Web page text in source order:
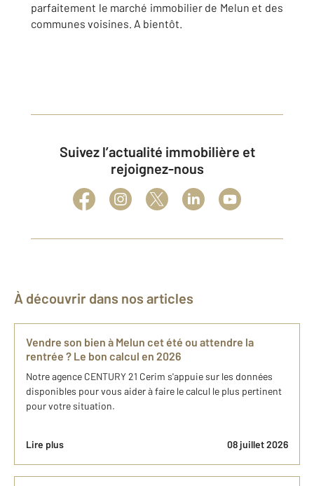
parfaitement le marché immobilier de Melun et des
communes voisines. A bientôt.
Suivez l’actualité immobilière et
rejoignez-nous
À découvrir dans nos articles
Vendre son bien à Melun cet été ou attendre la
rentrée ? Le bon calcul en 2026
Notre agence CENTURY 21 Cerim s'appuie sur les données
disponibles pour vous aider à faire le calcul le plus pertinent
pour votre situation.
Lire plus 08 juillet 2026